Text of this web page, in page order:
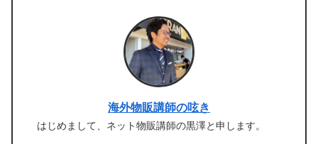
海外物販講師の呟き
はじめまして、ネット物販講師の黒澤と申します。